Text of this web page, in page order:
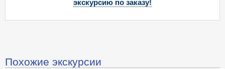
экскурсию по заказу!
Похожие экскурсии